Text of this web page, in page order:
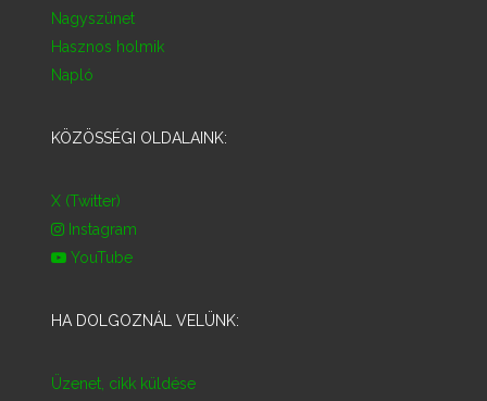
Nagyszünet
Hasznos holmik
Napló
KÖZÖSSÉGI OLDALAINK:
X (Twitter)
Instagram
YouTube
HA DOLGOZNÁL VELÜNK:
Üzenet, cikk küldése